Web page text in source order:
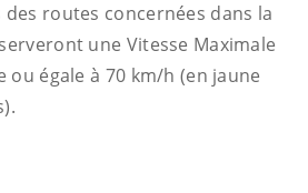
des routes concernées dans la
une Vitesse Maximale
égale à 70 km/h (en jaune